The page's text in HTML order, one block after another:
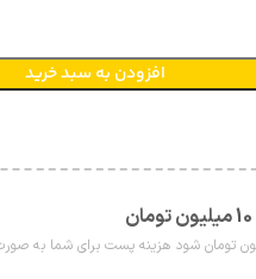
افزودن به سبد خرید